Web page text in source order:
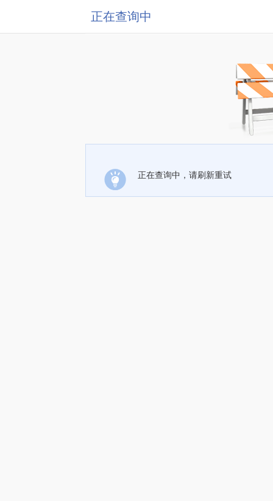
正在查询中
正在查询中，请刷新重试